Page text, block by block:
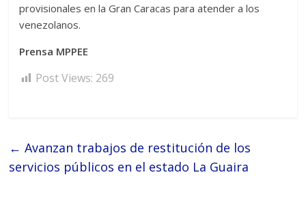
provisionales en la Gran Caracas para atender a los
venezolanos.
Prensa MPPEE
Post Views: 269
← Avanzan trabajos de restitución de los
servicios públicos en el estado La Guaira